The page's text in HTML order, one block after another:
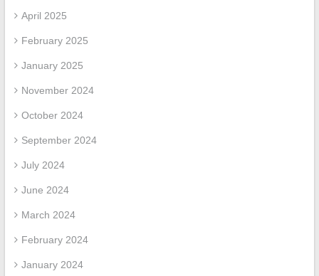
April 2025
February 2025
January 2025
November 2024
October 2024
September 2024
July 2024
June 2024
March 2024
February 2024
January 2024